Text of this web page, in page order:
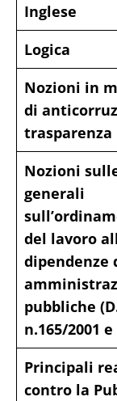
Inglese
Logica
Nozioni in
di
trasparenza
Nozioni
generali
del lavoro
dipendenze
pubbliche
n.165/2001
Principali
contro la